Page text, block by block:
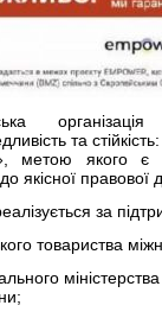
та
метою якого є
якісної
за
товариства